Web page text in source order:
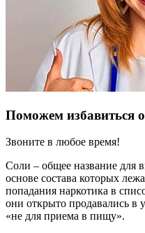
Поможем избавиться
Звоните в любое время!
Соли – общее название для
основе состава которых
попадания наркотика в
они открыто продавались в
«не для приема в пищу».